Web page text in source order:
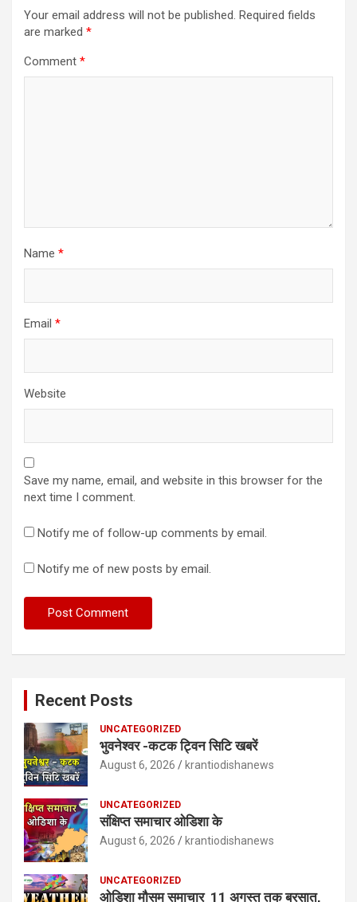
Your email address will not be published. Required fields
are marked *
Comment *
Name *
Email *
Website
Save my name, email, and website in this browser for the
next time I comment.
Notify me of follow-up comments by email.
Notify me of new posts by email.
Recent Posts
UNCATEGORIZED
भुवनेश्वर -कटक ट्विन सिटि खबरें
August 6, 2026 krantiodishanews
UNCATEGORIZED
संक्षिप्त समाचार ओडिशा के
August 6, 2026 krantiodishanews
UNCATEGORIZED
ओडिशा मौसम समाचार 11 अगस्त तक बरसात,